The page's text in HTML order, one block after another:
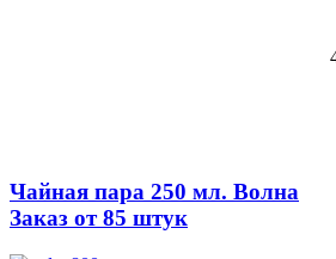
Чайная пара 250 мл. Волна
Заказ от 85 штук